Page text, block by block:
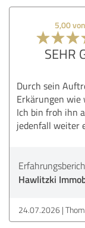
5,00
SEHR
Durch sein
Erkärungen
Ich bin froh ihn
jedenfall weiter
Hawlitzki
24.07.2026